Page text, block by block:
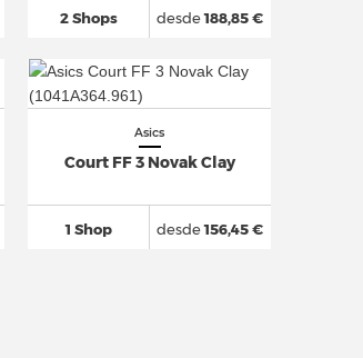
2 Shops desde188,85 €
Asics
Court FF 3 Novak Clay
1 Shop desde156,45 €